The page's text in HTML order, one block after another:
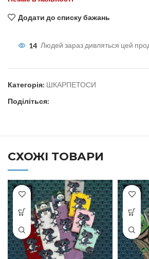
Додати до списку бажань
14 Людей зараз дивляться цей
Категорія: ШКАРПЕТОСИ
Поділіться:
СХОЖІ ТОВАРИ